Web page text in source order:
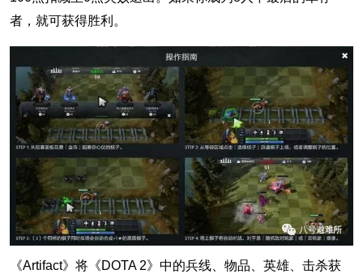
者，就可获得胜利。
《Artifact》将《DOTA 2》中的兵线、物品、英雄、击杀获